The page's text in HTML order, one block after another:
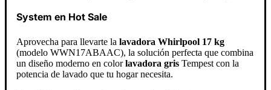
System en Hot Sale
Aprovecha para llevarte la lavadora Whirlpool 17 kg
(modelo WWN17ABAAC), la solución perfecta que combina
un diseño moderno en colorlavadora gris Tempest con la
potencia de lavado que tu hogar necesita.